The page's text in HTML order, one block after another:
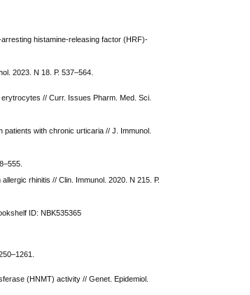
histamine-releasing factor (HRF)-
2023. N 18. Р. 537–564.
// Curr. Issues Pharm. Med. Sci.
with chronic urticaria // J. Immunol.
rhinitis // Clin. Immunol. 2020. N 215. Р.
ID: NBK535365
(HNMT) activity // Genet. Epidemiol.